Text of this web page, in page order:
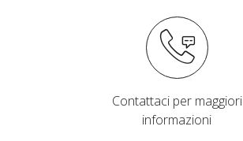
Contattaci per maggiori
informazioni